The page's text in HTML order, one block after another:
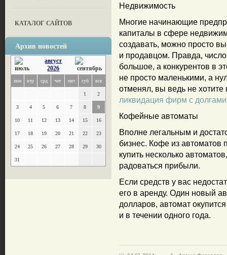
КАТАЛОГ САЙТОВ
Архив новостей
август
2026
пон втр срд чет пят суб вск
1 2
3 4 5 6 7 8 9
10 11 12 13 14 15 16
17 18 19 20 21 22 23
24 25 26 27 28 29 30
31
Недвижимость
Многие начинающие
капиталы в сфере
создавать, можно просто
и продавцом. Правда,
большое, а конкурентов в
не просто маленькими, а
отменял, вы ведь не хотите
ликвидация фирм с долгами
Кофейные автоматы
Вполне легальным и
бизнес. Кофе из автоматов
купить несколько
радоваться прибыли.
Если средств у вас
его в аренду. Один новый
долларов, автомат
и в течении одного года.